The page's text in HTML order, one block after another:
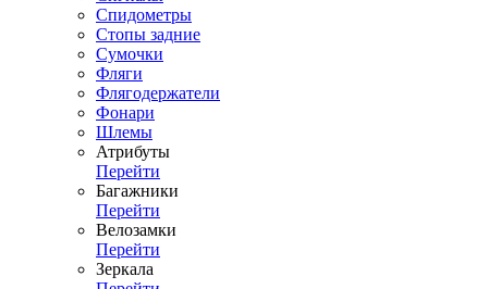
Спидометры
Стопы задние
Сумочки
Фляги
Флягодержатели
Фонари
Шлемы
Атрибуты
Перейти
Багажники
Перейти
Велозамки
Перейти
Зеркала